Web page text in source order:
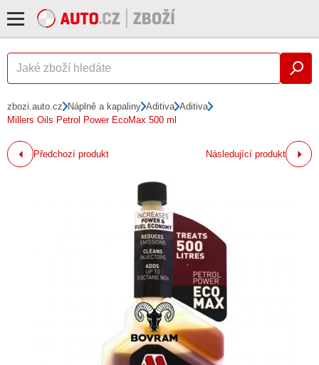
zbozi.auto.cz Náplně a kapaliny Aditiva Aditiva
Millers Oils Petrol Power EcoMax 500 ml
Předchozí produkt Následující produkt